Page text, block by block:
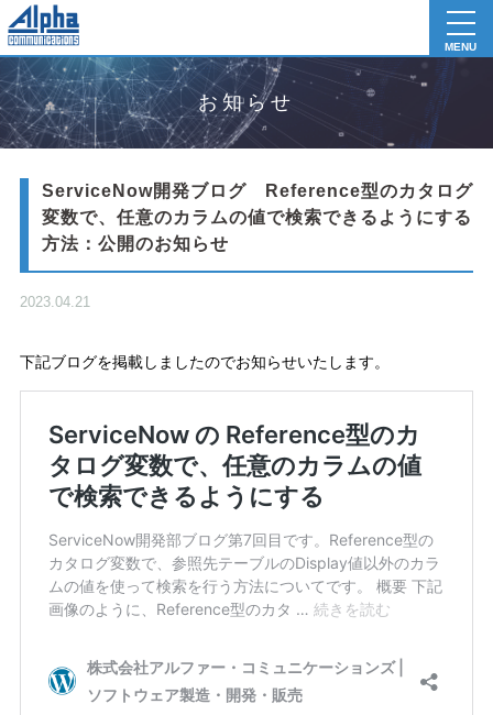
MENU
お知らせ
ServiceNow開発ブログ Reference型のカタログ
変数で、任意のカラムの値で検索できるようにする
方法：公開のお知らせ
2023.04.21
下記ブログを掲載しましたのでお知らせいたします。